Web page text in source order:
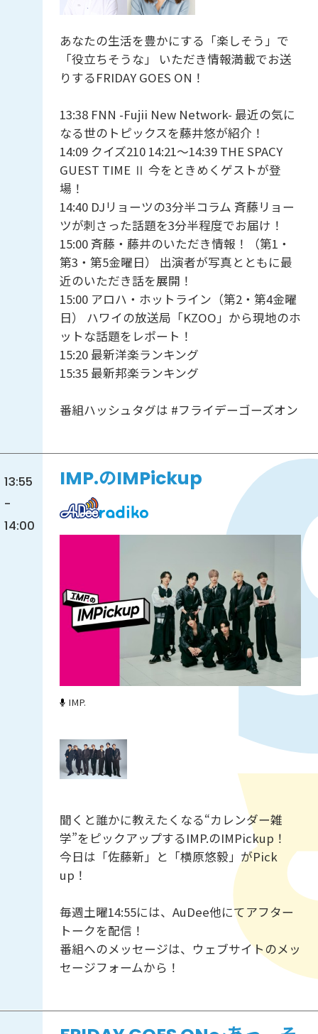
あなたの生活を豊かにする「楽しそう」で
「役立ちそうな」 いただき情報満載でお送
りするFRIDAY GOES ON！
13:38 FNN -Fujii New Network- 最近の気に
なる世のトピックスを藤井悠が紹介！
14:09 クイズ210 14:21〜14:39 THE SPACY
GUEST TIME Ⅱ 今をときめくゲストが登
場！
14:40 DJリョーツの3分半コラム 斉藤リョー
ツが刺さった話題を3分半程度でお届け！
15:00 斉藤・藤井のいただき情報！（第1・
第3・第5金曜日） 出演者が写真とともに最
近のいただき話を展開！
15:00 アロハ・ホットライン（第2・第4金曜
日） ハワイの放送局「KZOO」から現地のホ
ットな話題をレポート！
15:20 最新洋楽ランキング
15:35 最新邦楽ランキング
番組ハッシュタグは #フライデーゴーズオン
13:55
-
14:00
IMP.のIMPickup
IMP.
聞くと誰かに教えたくなる“カレンダー雑
学”をピックアップするIMP.のIMPickup！
今日は「佐藤新」と「横原悠毅」がPick
up！
毎週土曜14:55には、AuDee他にてアフター
トークを配信！
番組へのメッセージは、ウェブサイトのメッ
セージフォームから！